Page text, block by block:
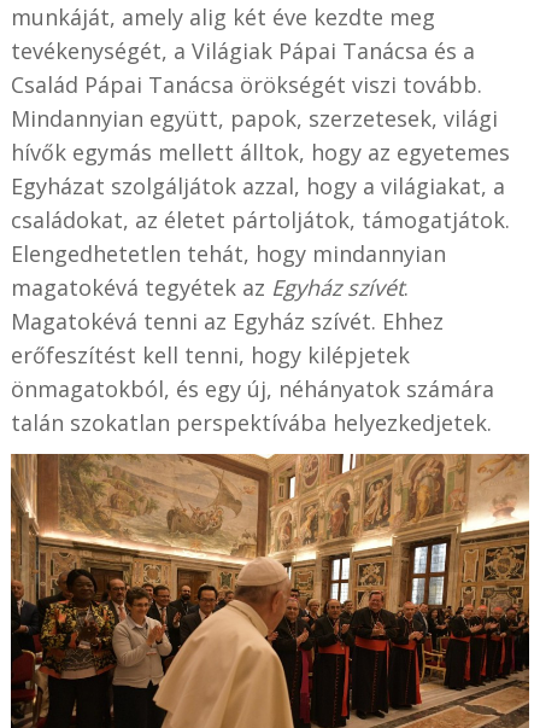
munkáját, amely alig két éve kezdte meg
tevékenységét, a Világiak Pápai Tanácsa és a
Család Pápai Tanácsa örökségét viszi tovább.
Mindannyian együtt, papok, szerzetesek, világi
hívők egymás mellett álltok, hogy az egyetemes
Egyházat szolgáljátok azzal, hogy a világiakat, a
családokat, az életet pártoljátok, támogatjátok.
Elengedhetetlen tehát, hogy mindannyian
magatokévá tegyétek az Egyház szívét.
Magatokévá tenni az Egyház szívét. Ehhez
erőfeszítést kell tenni, hogy kilépjetek
önmagatokból, és egy új, néhányatok számára
talán szokatlan perspektívába helyezkedjetek.